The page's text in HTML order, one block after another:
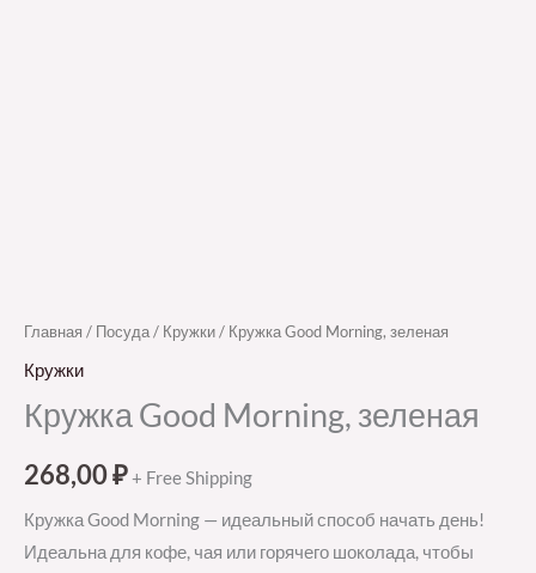
Главная / Посуда/ Кружки/ Кружка Good Morning, зеленая
Кружки
Кружка Good Morning, зеленая
268,00₽+ Free Shipping
Кружка Good Morning — идеальный способ начать день!
Идеальна для кофе, чая или горячего шоколада, чтобы